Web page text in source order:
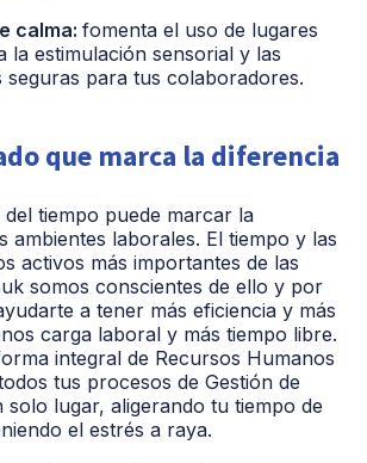
calma:fomenta el uso de lugares
la estimulación sensorial y las
seguras para tus colaboradores.
que marca la diferencia
del tiempo puede marcar la
ambientes laborales. El tiempo y las
activos más importantes de las
somos conscientes de ello y por
a tener más eficiencia y más
carga laboral y más tiempo libre.
integral de Recursos Humanos
tus procesos de Gestión de
solo lugar, aligerando tu tiempo de
el estrés a raya.